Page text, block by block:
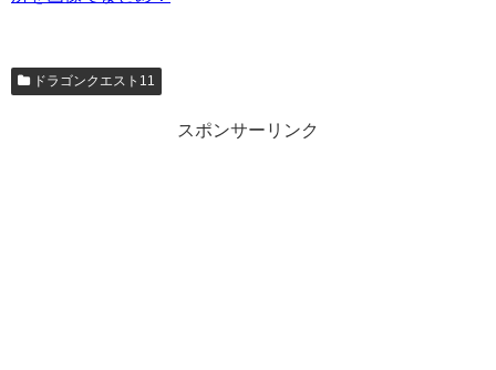
ドラゴンクエスト11
スポンサーリンク